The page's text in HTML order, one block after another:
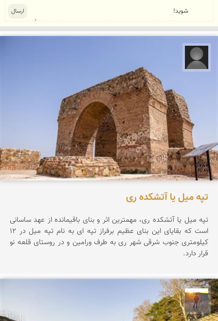
تپه میل یا آتشکده ری
تپه ميل يا آتشكده ری، مهمترين اثر و بنای باقيمانده از عهد ساسانی
است كه بقايای اين بنای عظيم برفراز تپه ای به نام تپه ميل در 12
كيلومتری جنوب شرقی شهر ری به طرف ورامين و در روستای قلعه نو
قرار دارد.
مهدی مخلصیان